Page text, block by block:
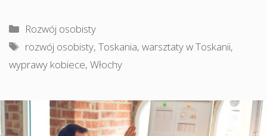
Kategorie
Rozwój osobisty
Tagi
rozwój osobisty,Toskania,warsztaty w Toskanii,
wyprawy kobiece, Włochy